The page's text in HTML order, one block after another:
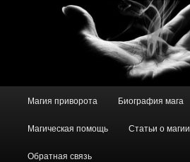
Магия приворота Биография мага
Магическая помощь Статьи о магии
Обратная связь